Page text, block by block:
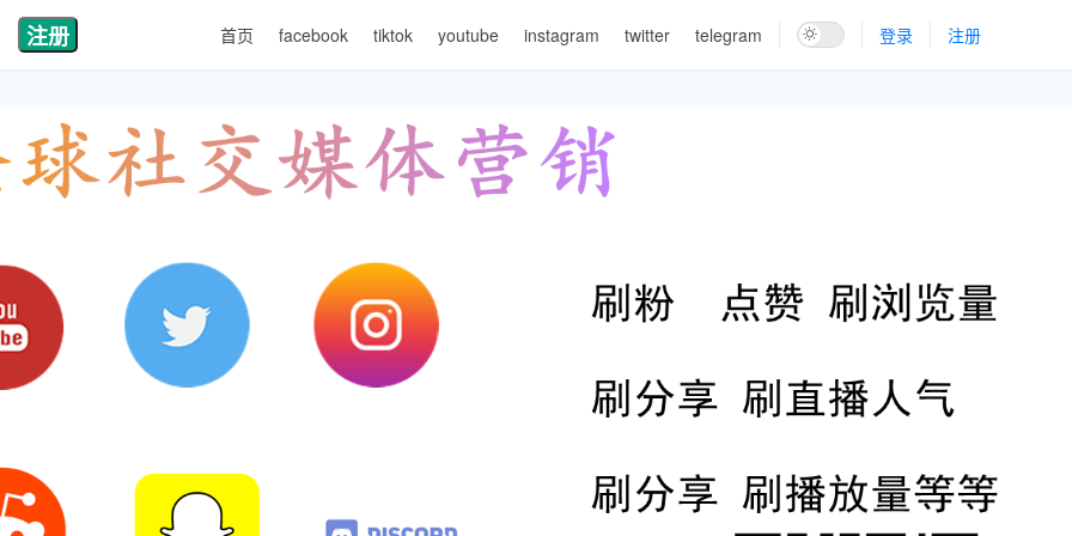
注册 首页 facebook tiktok youtube instagram twitter telegram 登录 注册